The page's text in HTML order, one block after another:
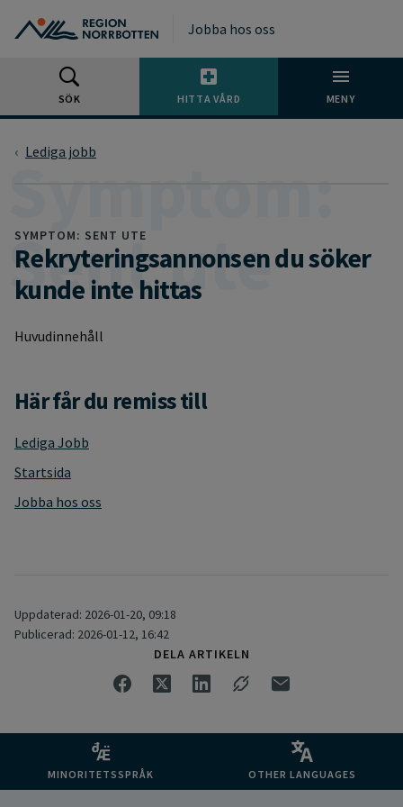
Jobba hos oss
SÖK HITTA VÅRD MENY
Lediga jobb
SYMPTOM: SENT UTE
Rekryteringsannonsen du söker
kunde inte hittas
Huvudinnehåll
Här får du remiss till
Lediga Jobb
Startsida
Jobba hos oss
Uppdaterad: 2026-01-20, 09:18
Publicerad: 2026-01-12, 16:42
DELA ARTIKELN
MINORITETSSPRÅK OTHER LANGUAGES